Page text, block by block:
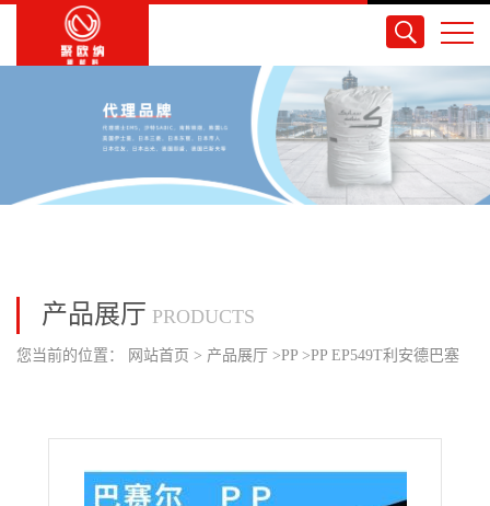
产品展厅 PRODUCTS
您当前的位置： 网站首页 > 产品展厅 >PP >PP EP549T利安德巴塞